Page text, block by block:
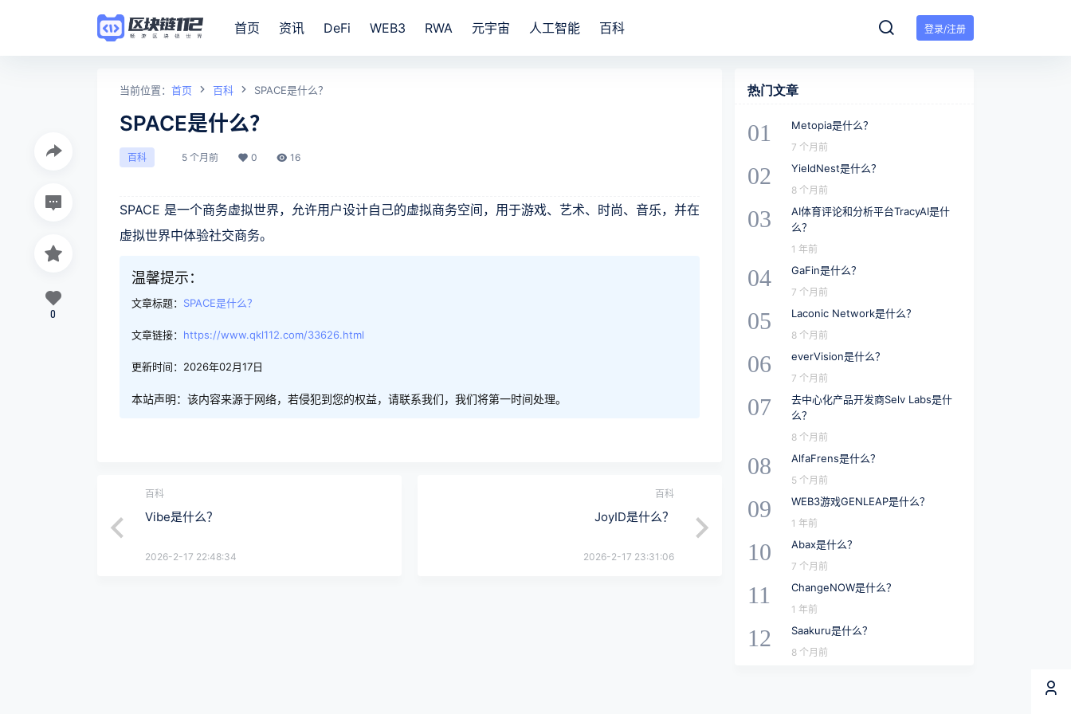
登录/注册
首页 资讯 DeFi WEB3 RWA 元宇宙 人工智能 百科
当前位置： 首页 百科 SPACE是什么？
SPACE是什么？
百科 5 个月前 0 16
SPACE 是一个商务虚拟世界，允许用户设计自己的虚拟商务空间，用于游戏、艺术、时尚、音乐，并在
虚拟世界中体验社交商务。
温馨提示：
文章标题： SPACE是什么？
文章链接： https://www.qkl112.com/33626.html
更新时间：2026年02月17日
本站声明：该内容来源于网络，若侵犯到您的权益，请联系我们，我们将第一时间处理。
0
百科
Vibe是什么？
2026-2-17 22:48:34
百科
JoyID是什么？
2026-2-17 23:31:06
热门文章
01 Metopia是什么？
7 个月前
02 YieldNest是什么？
8 个月前
03
AI体育评论和分析平台TracyAI是什
么？
1 年前
04 GaFin是什么？
7 个月前
05 Laconic Network是什么？
8 个月前
06 everVision是什么？
7 个月前
07
去中心化产品开发商Selv Labs是什
么？
8 个月前
08 AlfaFrens是什么？
5 个月前
09 WEB3游戏GENLEAP是什么？
1 年前
10 Abax是什么？
7 个月前
11 ChangeNOW是什么？
1 年前
12 Saakuru是什么？
8 个月前